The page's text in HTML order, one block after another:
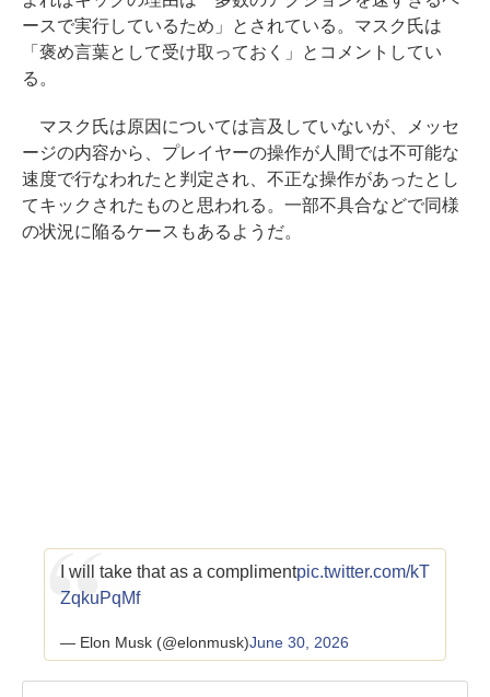
ースで実行しているため」とされている。マスク氏は
「褒め言葉として受け取っておく」とコメントしてい
る。
マスク氏は原因については言及していないが、メッセ
ージの内容から、プレイヤーの操作が人間では不可能な
速度で行なわれたと判定され、不正な操作があったとし
てキックされたものと思われる。一部不具合などで同様
の状況に陥るケースもあるようだ。
I will take that as a complimentpic.twitter.com/kT
ZqkuPqMf
— Elon Musk (@elonmusk)June 30, 2026